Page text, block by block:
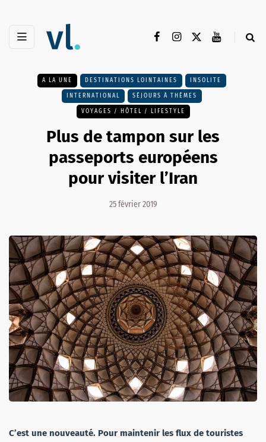
A LA UNE DESTINATIONS LOINTAINES INSOLITE
INTERNATIONAL SÉJOURS À THÈMES
VOYAGES / HÔTEL / LIFESTYLE
Plus de tampon sur les
passeports européens
pour visiter l’Iran
25 février 2019
C’est une nouveauté. Pour maintenir les flux de touristes